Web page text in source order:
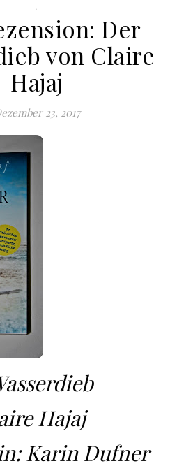
.
Der
von Claire
Hajaj
23, 2017
Hajaj
Karin Dufner